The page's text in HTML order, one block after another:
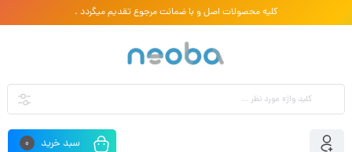
کلیه محصولات اصل و با ضمانت مرجوع تقدیم میگردد .
سبد خرید 0